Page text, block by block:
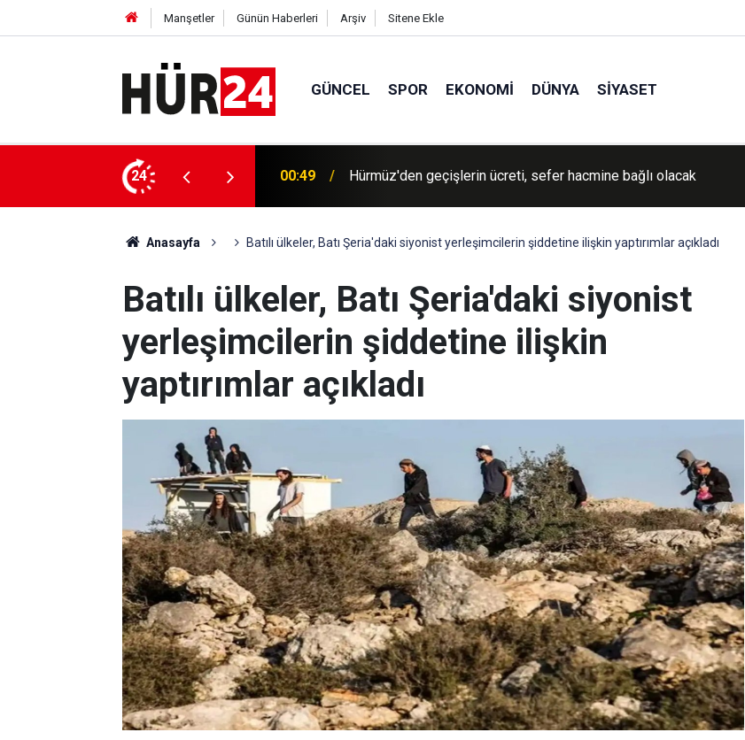
Manşetler Günün Haberleri Arşiv Sitene Ekle
GÜNCEL SPOR EKONOMI DÜNYA SIYASET
24
hacmine bağlı olacak 00:35 Trump, İran'a yönelik savaşın "yakında sona ereceğini" söyledi
Anasayfa Batılı ülkeler, Batı Şeria'daki siyonist yerleşimcilerin şiddetine ilişkin yaptırımlar açıkladı
Batılı ülkeler, Batı Şeria'daki siyonist
yerleşimcilerin şiddetine ilişkin
yaptırımlar açıkladı